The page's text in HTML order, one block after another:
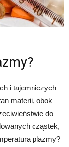
i tajemniczych
materii, obok
do
cząstek,
plazmy?